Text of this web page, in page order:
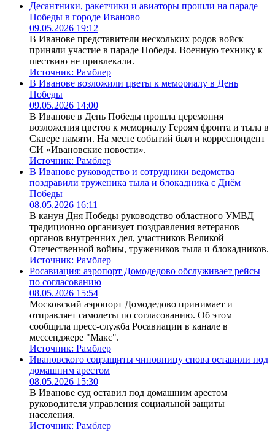
Десантники, ракетчики и авиаторы прошли на параде
Победы в городе Иваново
09.05.2026 19:12
В Иванове представители нескольких родов войск
приняли участие в параде Победы. Военную технику к
шествию не привлекали.
Источник: Рамблер
В Иванове возложили цветы к мемориалу в День
Победы
09.05.2026 14:00
В Иванове в День Победы прошла церемония
возложения цветов к мемориалу Героям фронта и тыла в
Сквере памяти. На месте событий был и корреспондент
СИ «Ивановские новости».
Источник: Рамблер
В Иванове руководство и сотрудники ведомства
поздравили труженика тыла и блокадника с Днём
Победы
08.05.2026 16:11
В канун Дня Победы руководство областного УМВД
традиционно организует поздравления ветеранов
органов внутренних дел, участников Великой
Отечественной войны, тружеников тыла и блокадников.
Источник: Рамблер
Росавиация: аэропорт Домодедово обслуживает рейсы
по согласованию
08.05.2026 15:54
Московский аэропорт Домодедово принимает и
отправляет самолеты по согласованию. Об этом
сообщила пресс-служба Росавиации в канале в
мессенджере "Макс".
Источник: Рамблер
Ивановского соцзащиты чиновницу снова оставили под
домашним арестом
08.05.2026 15:30
В Иванове суд оставил под домашним арестом
руководителя управления социальной защиты
населения.
Источник: Рамблер